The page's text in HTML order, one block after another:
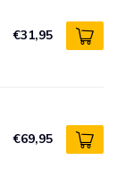
€31,95
€69,95